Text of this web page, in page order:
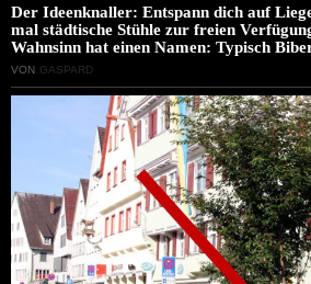
Der Ideenknaller: Entspann dich auf
mal städtische Stühle zur freien
Wahnsinn hat einen Namen: Typisch
VON GASPARD